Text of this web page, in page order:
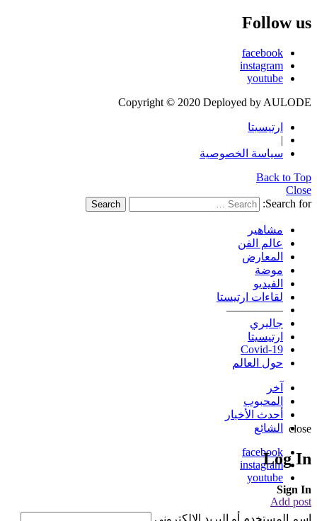
Follow us
facebook
instagram
youtube
Copyright © 2020 Deployed by AULODE
ارتيسيتا
|
سياسة الخصوصية
Back to Top
Close
Search for:
Search
مشاهير
عالم الفن
المعارض
موضة
الفيديو
لقاءات ارتيستا
—————
جاليري
ارتيسيتا
Covid-19
حول العالم
آخر
المحبوب
أحدث الأخبار
الشائع
facebook
instagram
youtube
Add post
close
Log In
Sign In
اسم المستخدم أو البريد الإلكتروني